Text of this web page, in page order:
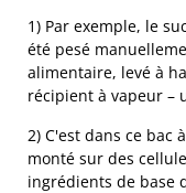
1) Par exemple, le
été pesé
alimentaire, levé à
récipient à vapeur –
2) C'est dans ce bac
monté sur des
ingrédients de base